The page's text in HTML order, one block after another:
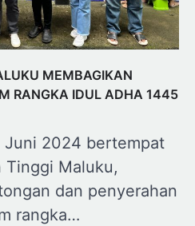
MEMBAGIKAN
RANGKA IDUL ADHA 1445
Juni 2024 bertempat
Tinggi Maluku,
dan penyerahan
rangka…